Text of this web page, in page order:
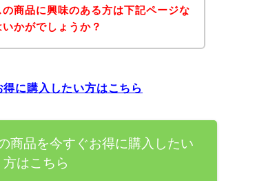
商品に興味のある方は下記ページな
かがでしょうか？
に購入したい方はこちら
商品を今すぐお得に購入したい
方はこちら